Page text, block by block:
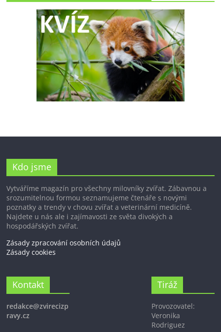
Kdo jsme
Vytváříme magazín pro všechny milovníky zvířat. Zábavnou a
srozumitelnou formou seznamujeme čtenáře s novými
poznatky a trendy v chovu zvířat a veterinární medicíně.
Najdete u nás ale i zajímavosti ze světa divokých a
hospodářských zvířat.
Zásady zpracování osobních údajů
Zásady cookies
Kontakt
redakce@zvirecizp
ravy.cz
Tiráž
Provozovatel:
Veronika
Rodriguez